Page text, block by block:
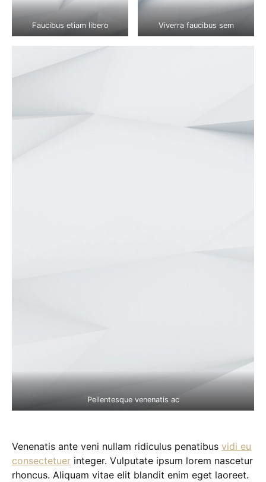
Faucibus etiam libero Viverra faucibus sem
Pellentesque venenatis ac
Venenatis ante veni nullam ridiculus penatibus vidi eu
consectetuer integer. Vulputate ipsum lorem nascetur
rhoncus. Aliquam vitae elit blandit enim eget laoreet.